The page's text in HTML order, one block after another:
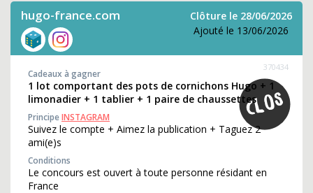
hugo-france.com
Clôture le 28/06/2026
Ajouté le 13/06/2026
370434
Cadeaux à gagner
1 lot comportant des pots de cornichons Hugo + 1
limonadier + 1 tablier + 1 paire de chaussettes
PrincipeINSTAGRAM
Suivez le compte + Aimez la publication + Taguez 2
ami(e)s
Conditions
Le concours est ouvert à toute personne résidant en
France